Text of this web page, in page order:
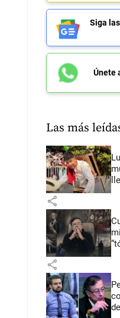
Siga
Únete
Las más
share
share